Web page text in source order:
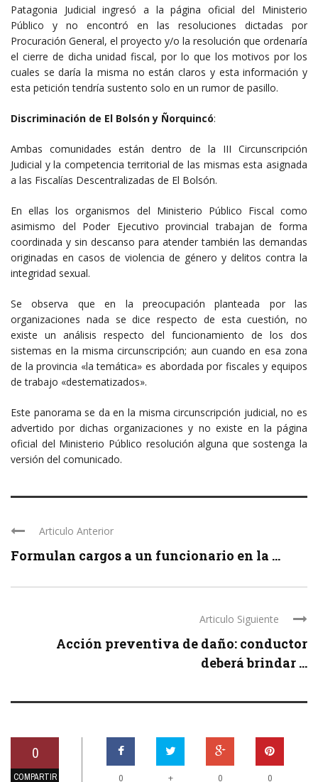
Patagonia Judicial ingresó a la página oficial del Ministerio
Público y no encontró en las resoluciones dictadas por
Procuración General, el proyecto y/o la resolución que ordenaría
el cierre de dicha unidad fiscal, por lo que los motivos por los
cuales se daría la misma no están claros y esta información y
esta petición tendría sustento solo en un rumor de pasillo.
Discriminación de El Bolsón y Ñorquincó:
Ambas comunidades están dentro de la III Circunscripción
Judicial y la competencia territorial de las mismas esta asignada
a las Fiscalías Descentralizadas de El Bolsón.
En ellas los organismos del Ministerio Público Fiscal como
asimismo del Poder Ejecutivo provincial trabajan de forma
coordinada y sin descanso para atender también las demandas
originadas en casos de violencia de género y delitos contra la
integridad sexual.
Se observa que en la preocupación planteada por las
organizaciones nada se dice respecto de esta cuestión, no
existe un análisis respecto del funcionamiento de los dos
sistemas en la misma circunscripción; aun cuando en esa zona
de la provincia «la temática» es abordada por fiscales y equipos
de trabajo «destematizados».
Este panorama se da en la misma circunscripción judicial, no es
advertido por dichas organizaciones y no existe en la página
oficial del Ministerio Público resolución alguna que sostenga la
versión del comunicado.
Articulo Anterior
Formulan cargos a un funcionario en la ...
Articulo Siguiente
Acción preventiva de daño: conductor
deberá brindar ...
0
COMPARTIR 0 + 0 0